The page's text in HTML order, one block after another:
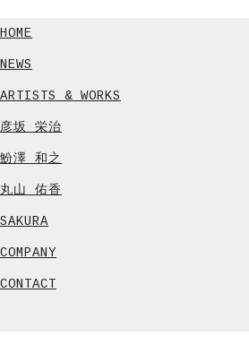
HOME
NEWS
ARTISTS & WORKS
彦坂 栄治
魵澤 和之
丸山 佑香
SAKURA
COMPANY
CONTACT